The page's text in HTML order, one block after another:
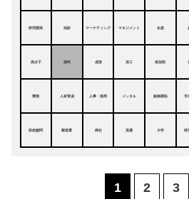
研究開発 知財 マーケティング マネジメント 生産
高分子 塗料 成形 加工 添加剤
環境 人材育成 人事・採用 メンタル 販路開拓 市
技術顧問 製造業 商社 流通 大学 研
1 2 3